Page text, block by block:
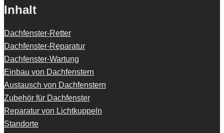
Inhalt
Dachfenster-Retter
Dachfenster-Reparatur
Dachfenster-Wartung
Einbau von Dachfenstern
Austausch von Dachfenstern
Zubehör für Dachfenster
Reparatur von Lichtkuppeln
Standorte